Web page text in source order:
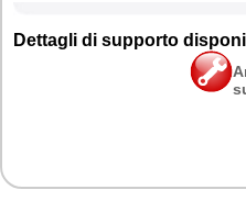
Dettagli di supporto